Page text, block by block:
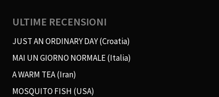
ULTIME RECENSIONI
JUST AN ORDINARY DAY (Croatia)
MAI UN GIORNO NORMALE (Italia)
A WARM TEA (Iran)
MOSQUITO FISH (USA)